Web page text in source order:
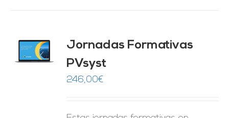
Jornadas Formativas
PVsyst
246,00€